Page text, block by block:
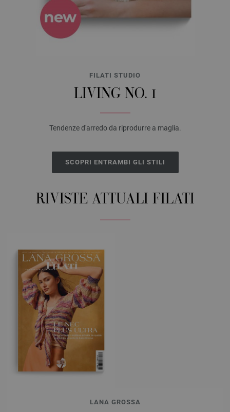
FILATI STUDIO
LIVING NO. 1
Tendenze d'arredo da riprodurre a maglia.
SCOPRI ENTRAMBI GLI STILI
RIVISTE ATTUALI FILATI
LANA GROSSA